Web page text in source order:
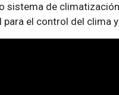
sistema de
para el control del clima